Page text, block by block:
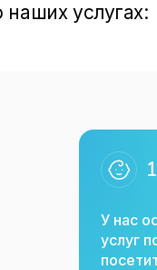
наших
У нас
услуг